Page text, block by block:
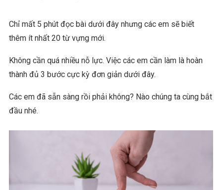
Chỉ mất 5 phút đọc bài dưới đây nhưng các em sẽ biết
thêm ít nhất 20 từ vựng mới.
Không cần quá nhiều nỗ lực. Việc các em cần làm là hoàn
thành đủ 3 bước cực kỳ đơn giản dưới đây.
Các em đã sẵn sàng rồi phải không? Nào chúng ta cùng bắt
đầu nhé.